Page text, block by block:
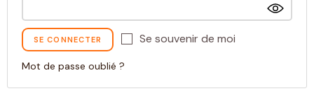
Se souvenir de moi
SE CONNECTER
Mot de passe oublié ?